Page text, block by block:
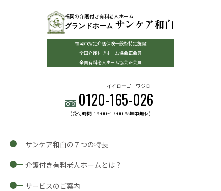
福岡の介護付き有料老人ホーム
グランドホーム サンケア和白
福岡市指定介護保険一般型特定施設
全国介護付きホーム協会正会員
全国有料老人ホーム協会正会員
0120-165
イイローゴ
-026
ワジロ
(受付時間：9:00~17:00 ※年中無休)
サンケア和白の７つの特長
介護付き有料老人ホームとは？
サービスのご案内